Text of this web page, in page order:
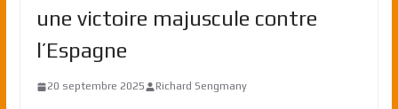
une victoire majuscule contre
l’Espagne
20 septembre 2025 Richard Sengmany